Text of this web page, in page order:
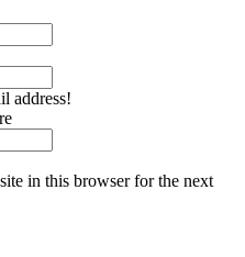
address!
in this browser for the next